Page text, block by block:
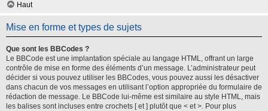
Haut
Mise en forme et types de sujets
Que sont les BBCodes ?
Le BBCode est une implantation spéciale au langage HTML, offrant un large
contrôle de mise en forme des éléments d’un message. L’administrateur peut
décider si vous pouvez utiliser les BBCodes, vous pouvez aussi les désactiver
dans chacun de vos messages en utilisant l’option appropriée du formulaire de
rédaction de message. Le BBCode lui-même est similaire au style HTML, mais
les balises sont incluses entre crochets [ et ] plutôt que < et >. Pour plus